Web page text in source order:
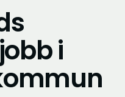
i